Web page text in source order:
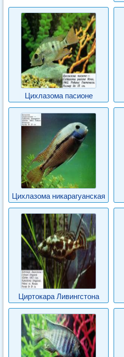
Цихлазома пасионе
Цихлазома никарагуанская
Циртокара Ливингстона